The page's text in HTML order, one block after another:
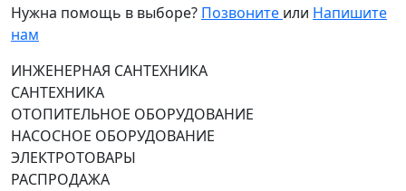
Нужна помощь в выборе? Позвоните или Напишите
нам
ИНЖЕНЕРНАЯ САНТЕХНИКА
САНТЕХНИКА
ОТОПИТЕЛЬНОЕ ОБОРУДОВАНИЕ
НАСОСНОЕ ОБОРУДОВАНИЕ
ЭЛЕКТРОТОВАРЫ
РАСПРОДАЖА